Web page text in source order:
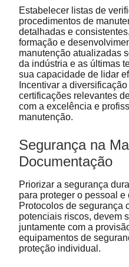
Estabelecer listas de
procedimentos de
detalhadas e
formação e
manutenção atualizadas
da indústria e as últimas
sua capacidade de lidar
Incentivar a
certificações relevantes
com a excelência e
manutenção.
Segurança na
Documentação
Priorizar a segurança
para proteger o pessoal e
Protocolos de segurança
potenciais riscos, devem
juntamente com a
equipamentos de
proteção individual.